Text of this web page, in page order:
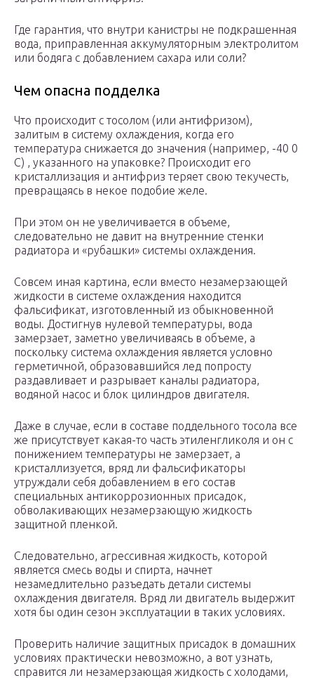
Где гарантия, что внутри канистры не подкрашенная
вода, приправленная аккумуляторным электролитом
или бодяга с добавлением сахара или соли?
Чем опасна подделка
Что происходит с тосолом (или антифризом),
залитым в систему охлаждения, когда его
температура снижается до значения (например, -40 0
С) , указанного на упаковке? Происходит его
кристаллизация и антифриз теряет свою текучесть,
превращаясь в некое подобие желе.
При этом он не увеличивается в объеме,
следовательно не давит на внутренние стенки
радиатора и «рубашки» системы охлаждения.
Совсем иная картина, если вместо незамерзающей
жидкости в системе охлаждения находится
фальсификат, изготовленный из обыкновенной
воды. Достигнув нулевой температуры, вода
замерзает, заметно увеличиваясь в объеме, а
поскольку система охлаждения является условно
герметичной, образовавшийся лед попросту
раздавливает и разрывает каналы радиатора,
водяной насос и блок цилиндров двигателя.
Даже в случае, если в составе поддельного тосола все
же присутствует какая-то часть этиленгликоля и он с
понижением температуры не замерзает, а
кристаллизуется, вряд ли фальсификаторы
утруждали себя добавлением в его состав
специальных антикоррозионных присадок,
обволакивающих незамерзающую жидкость
защитной пленкой.
Следовательно, агрессивная жидкость, которой
является смесь воды и спирта, начнет
незамедлительно разъедать детали системы
охлаждения двигателя. Вряд ли двигатель выдержит
хотя бы один сезон эксплуатации в таких условиях.
Проверить наличие защитных присадок в домашних
условиях практически невозможно, а вот узнать,
справится ли незамерзающая жидкость с холодами,